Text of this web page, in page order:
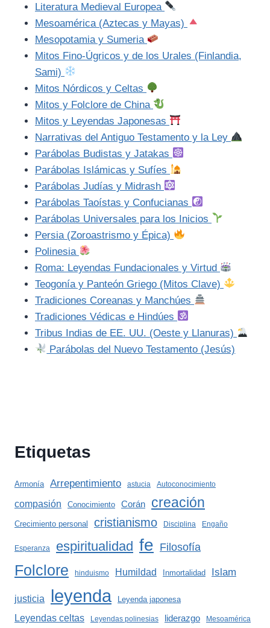
Literatura Medieval Europea
Mesoamérica (Aztecas y Mayas)
Mesopotamia y Sumeria
Mitos Fino-Úgricos y de los Urales (Finlandia,
Sami)
Mitos Nórdicos y Celtas
Mitos y Folclore de China
Mitos y Leyendas Japonesas
Narrativas del Antiguo Testamento y la Ley
Parábolas Budistas y Jatakas
Parábolas Islámicas y Sufíes
Parábolas Judías y Midrash
Parábolas Taoístas y Confucianas
Parábolas Universales para los Inicios
Persia (Zoroastrismo y Épica)
Polinesia
Roma: Leyendas Fundacionales y Virtud
Teogonía y Panteón Griego (Mitos Clave)
Tradiciones Coreanas y Manchúes
Tradiciones Védicas e Hindúes
Tribus Indias de EE. UU. (Oeste y Llanuras)
Parábolas del Nuevo Testamento (Jesús)
Etiquetas
Armonía Arrepentimiento astucia Autoconocimiento
compasión Conocimiento Corán creación
Crecimiento personal cristianismo Disciplina Engaño
Esperanza espiritualidad fe Filosofía
Folclore hinduismo Humildad Inmortalidad Islam
justicia leyenda Leyenda japonesa
Leyendas celtas Leyendas polinesias liderazgo Mesoamérica